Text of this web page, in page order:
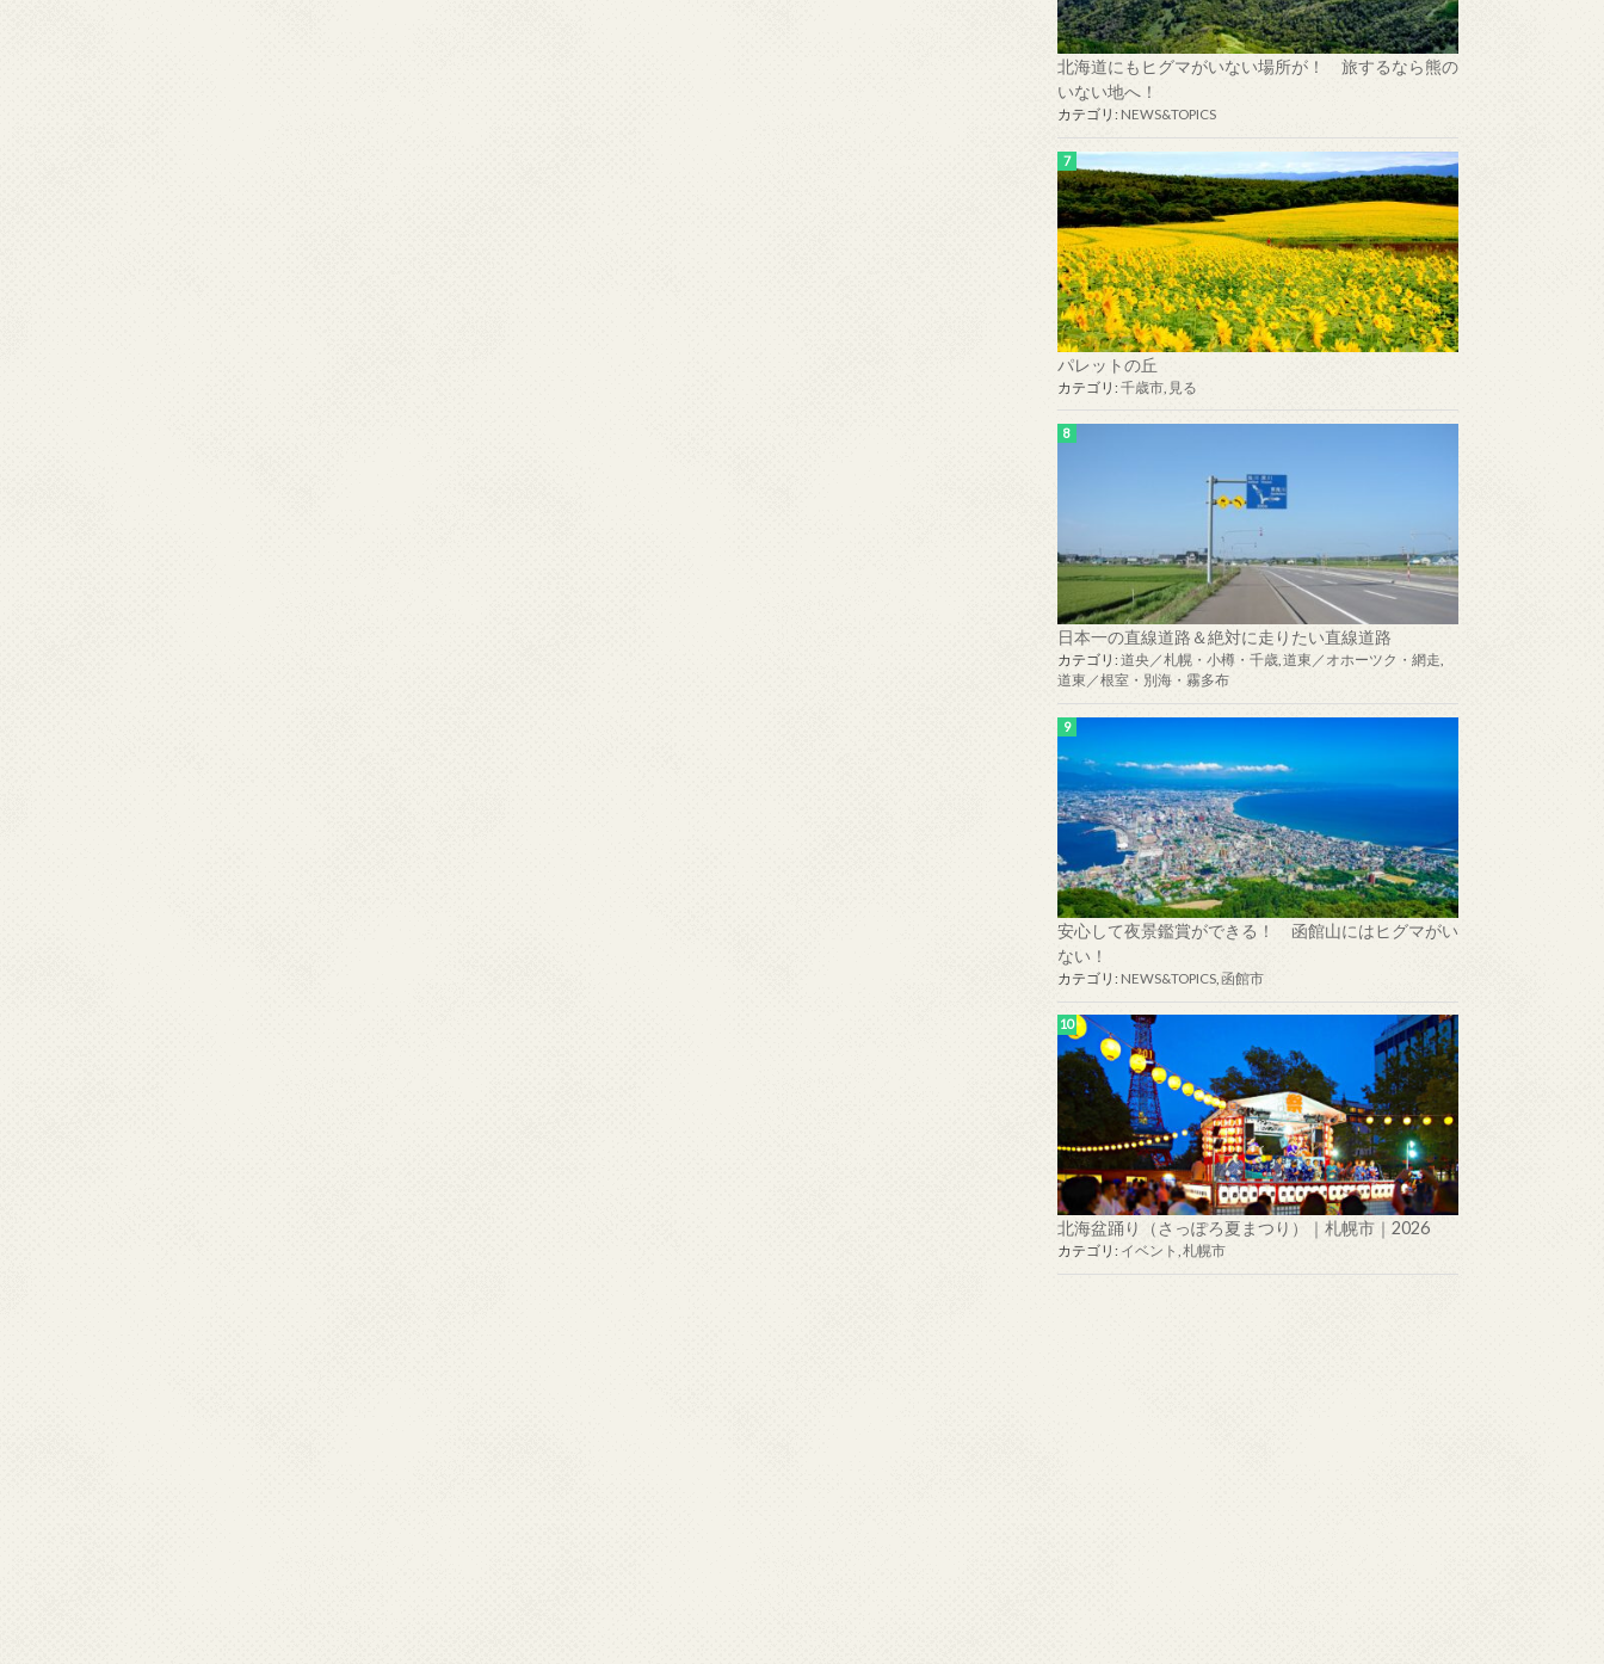
北海道にもヒグマがいない場所が！ 旅するなら熊の
いない地へ！
カテゴリ: NEWS&TOPICS
パレットの丘
カテゴリ: 千歳市 見る
日本一の直線道路＆絶対に走りたい直線道路
カテゴリ: 道央／札幌・小樽・千歳 道東／オホーツク・網走
道東／根室・別海・霧多布
安心して夜景鑑賞ができる！ 函館山にはヒグマがい
ない！
カテゴリ: NEWS&TOPICS 函館市
北海盆踊り（さっぽろ夏まつり）｜札幌市｜2026
カテゴリ: イベント 札幌市